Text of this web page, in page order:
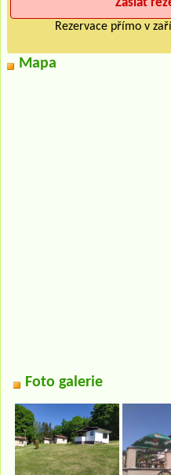
Rezervace přímo v
Mapa
Foto galerie